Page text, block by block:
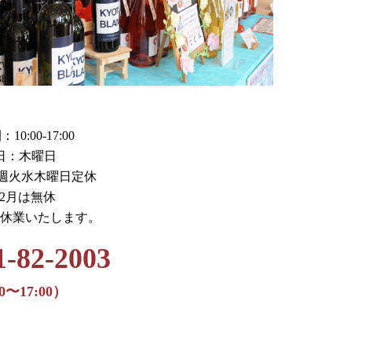
10:00-17:00
：木曜日
火水木曜日定休
月は無休
業いたします。
82-2003
〜17:00）